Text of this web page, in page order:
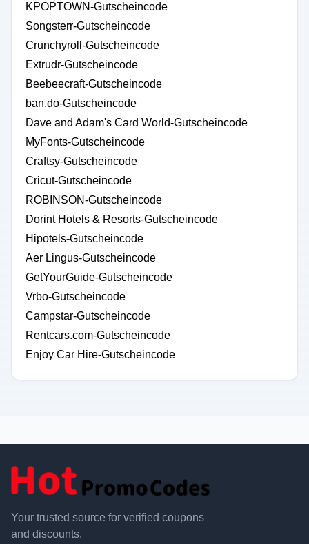
KPOPTOWN-Gutscheincode
Songsterr-Gutscheincode
Crunchyroll-Gutscheincode
Extrudr-Gutscheincode
Beebeecraft-Gutscheincode
ban.do-Gutscheincode
Dave and Adam's Card World-Gutscheincode
MyFonts-Gutscheincode
Craftsy-Gutscheincode
Cricut-Gutscheincode
ROBINSON-Gutscheincode
Dorint Hotels & Resorts-Gutscheincode
Hipotels-Gutscheincode
Aer Lingus-Gutscheincode
GetYourGuide-Gutscheincode
Vrbo-Gutscheincode
Campstar-Gutscheincode
Rentcars.com-Gutscheincode
Enjoy Car Hire-Gutscheincode
Your trusted source for verified coupons
and discounts.